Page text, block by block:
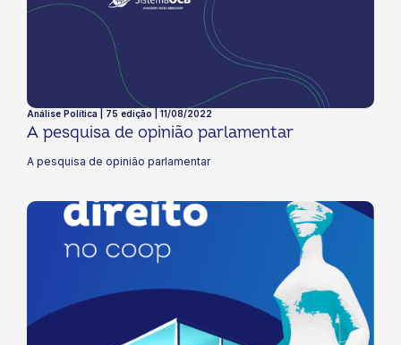
Análise Política | 75 edição | 11/08/2022
A pesquisa de opinião parlamentar
A pesquisa de opinião parlamentar